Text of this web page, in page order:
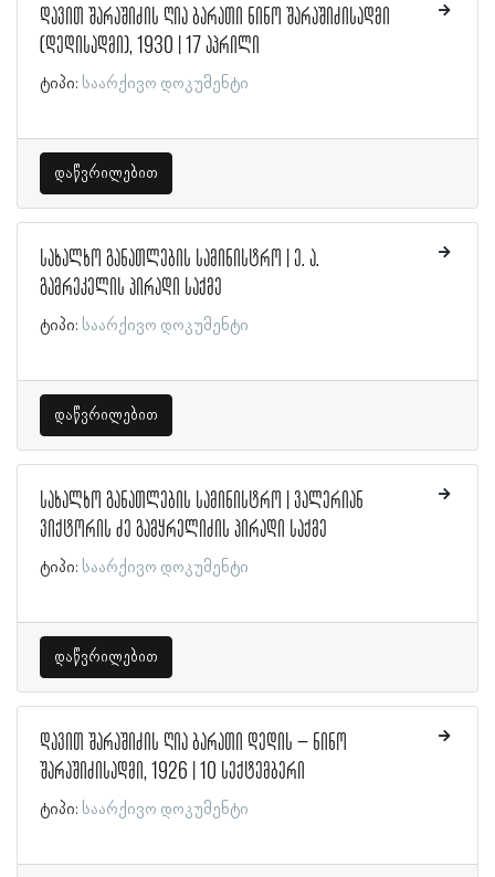
დავით შარაშიძის ღია ბარათი ნინო შარაშიძისადმი
(დედისადმი), 1930 | 17 აპრილი
ტიპი: საარქივო დოკუმენტი
დაწვრილებით
სახალხო განათლების სამინისტრო | ე. ა.
გამრეკელის პირადი საქმე
ტიპი: საარქივო დოკუმენტი
დაწვრილებით
სახალხო განათლების სამინისტრო | ვალერიან
ვიქტორის ძე გამყრელიძის პირადი საქმე
ტიპი: საარქივო დოკუმენტი
დაწვრილებით
დავით შარაშიძის ღია ბარათი დედის – ნინო
შარაშიძისადმი, 1926 | 10 სექტემბერი
ტიპი: საარქივო დოკუმენტი